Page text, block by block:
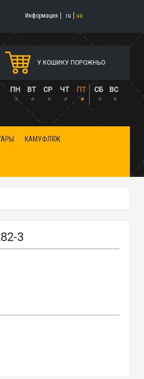
Информация ru ua
У КОШИКУ ПОРОЖНЬО
ПН ВТ СР ЧТ ПТ СБ ВС
• • • • • • •
КАМУФЛЯЖ
3